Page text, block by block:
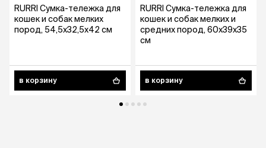
RURRI Сумка-тележка для
кошек и собак мелких
пород, 54,5х32,5х42 см
в корзину
RURRI Сумка-тележка для
кошек и собак мелких и
средних пород, 60х39х35
см
в корзину